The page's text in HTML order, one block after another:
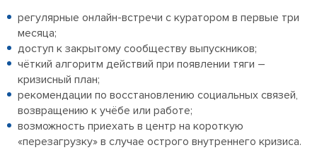
регулярные онлайн-встречи с куратором в первые три
месяца;
доступ к закрытому сообществу выпускников;
чёткий алгоритм действий при появлении тяги –
кризисный план;
рекомендации по восстановлению социальных связей,
возвращению к учёбе или работе;
возможность приехать в центр на короткую
«перезагрузку» в случае острого внутреннего кризиса.